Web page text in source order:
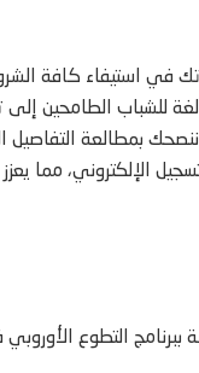
في استيفاء كافة
للشباب الطامحين
بمطالعة التفاصيل
الإلكتروني، مما
التطوع الأوروبي